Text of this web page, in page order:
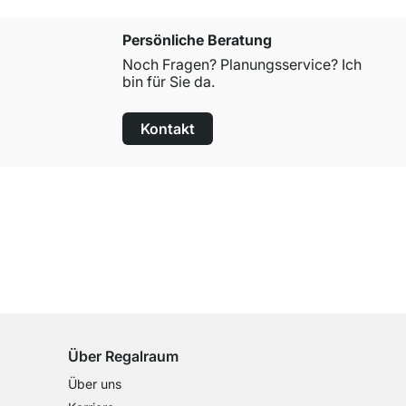
Persönliche Beratung
Noch Fragen? Planungsservice? Ich
bin für Sie da.
Kontakt
Über Regalraum
Über uns